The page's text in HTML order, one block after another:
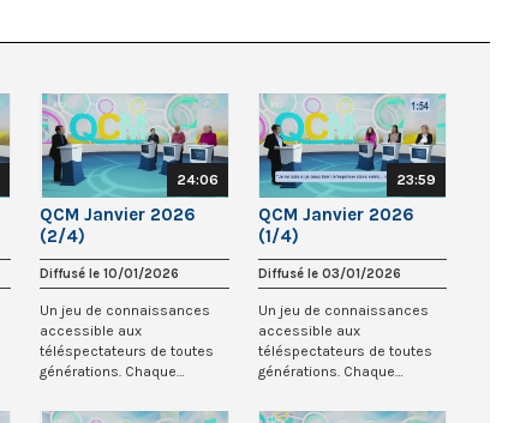
24:06
QCM Janvier 2026
(2/4)
Diffusé le 10/01/2026
Un jeu de connaissances
accessible aux
téléspectateurs de toutes
générations. Chaque
s’...
23:59
QCM Janvier 2026
(1/4)
Diffusé le 03/01/2026
Un jeu de connaissances
accessible aux
téléspectateurs de toutes
générations. Chaque
s’...